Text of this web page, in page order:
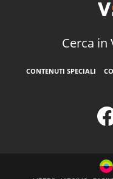
Cerca in
CONTENUTI SPECIALI